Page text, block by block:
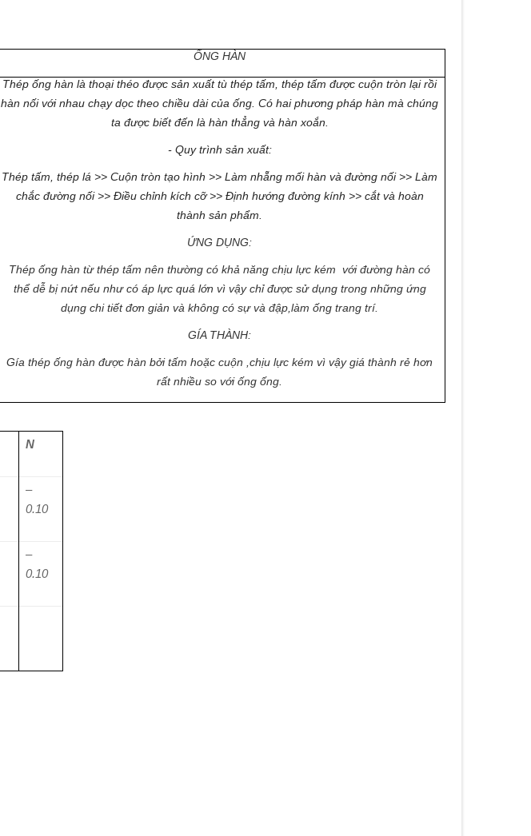
ỐNG HÀN
Thép ống hàn là thoại théo được sản xuất tù thép tấm, thép tấm được cuộn tròn lại rồi
hàn nối với nhau chạy dọc theo chiều dài của ống. Có hai phương pháp hàn mà chúng
ta được biết đến là hàn thẳng và hàn xoắn.
- Quy trình sản xuất:
Thép tấm, thép lá >> Cuộn tròn tạo hình >> Làm nhẵng mối hàn và đường nối >> Làm
chắc đường nối >> Điều chỉnh kích cỡ >> Định hướng đường kính >> cắt và hoàn
thành sản phẩm.
ỨNG DỤNG:
Thép ống hàn từ thép tấm nên thường có khả năng chịu lực kém với đường hàn có
thể dễ bị nứt nếu như có áp lực quá lớn vì vậy chỉ được sử dụng trong những ứng
dụng chi tiết đơn giản và không có sự và đập,làm ống trang trí.
GÍA THÀNH:
Gía thép ống hàn được hàn bởi tấm hoặc cuộn ,chịu lực kém vì vậy giá thành rẻ hơn
rất nhiều so với ống ống.
N
–
0.10
–
0.10